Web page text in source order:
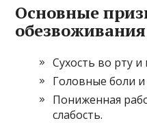
Основные
обезвоживания
Сухость во рту и
Головные боли
Пониженная
слабость.